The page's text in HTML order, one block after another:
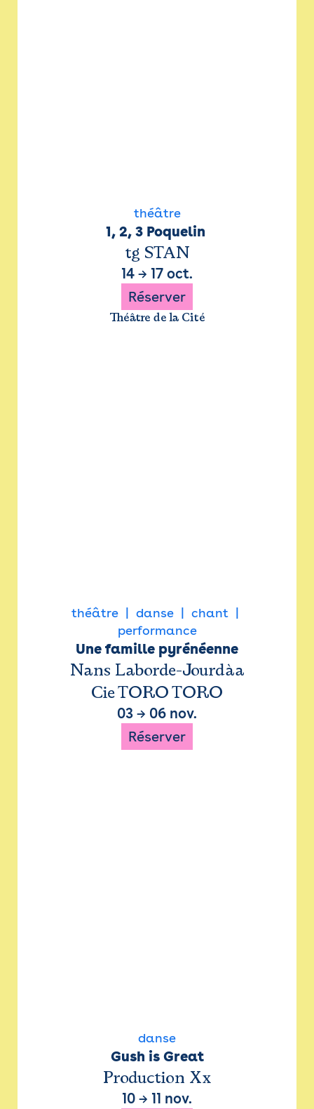
théâtre
1, 2, 3 Poquelin
tg STAN
14 → 17 oct.
Réserver
Théâtre de la Cité
théâtre danse
chant
performance
Une famille pyrénéenne
Nans Laborde-Jourdàa
Cie TORO TORO
03 → 06 nov.
Réserver
danse
Gush is Great
Production Xx
10 → 11 nov.